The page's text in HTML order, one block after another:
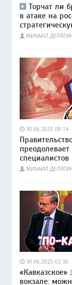
Торчат ли
в атаке на
МИХАИЛ
30.06.2025 09:14
преодолевает
специалистов
МИХАИЛ
30.06.2025 02:30
вокзале: